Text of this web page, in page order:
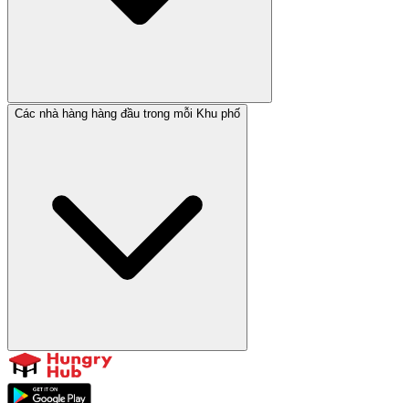
Các nhà hàng hàng đầu trong mỗi Khu phố